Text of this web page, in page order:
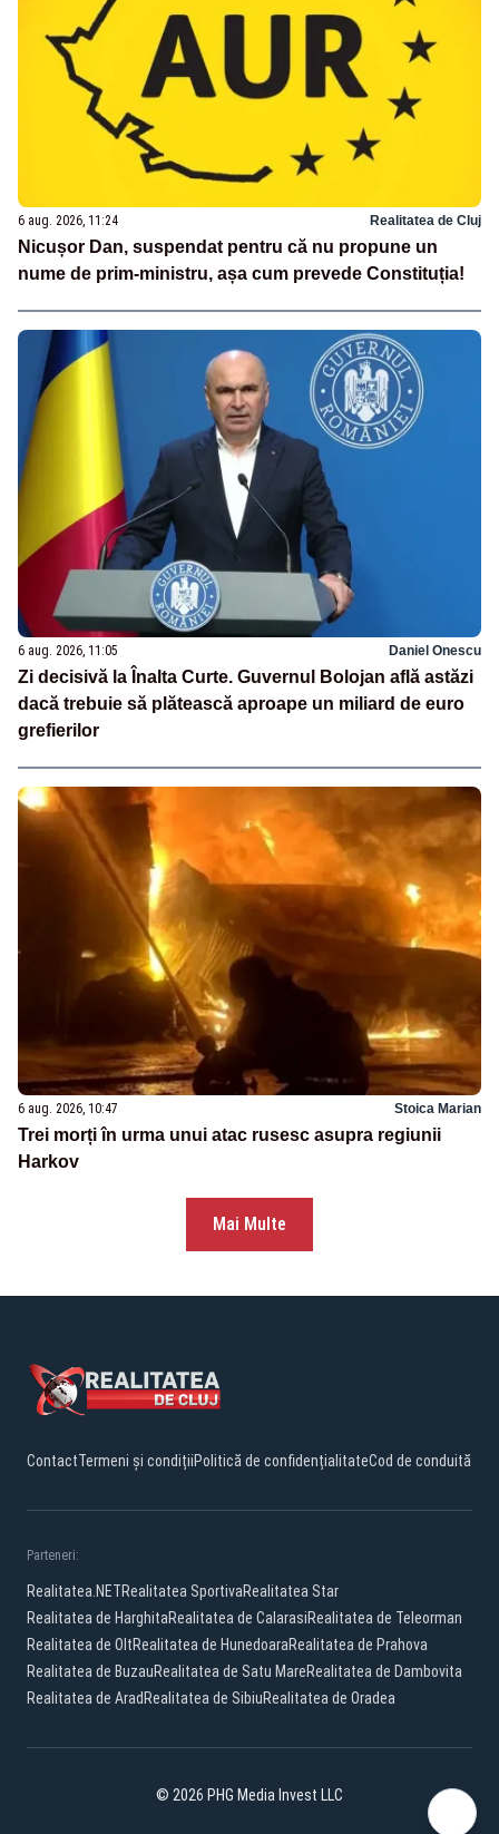
6 aug. 2026, 11:24 Realitatea de Cluj
Nicușor Dan, suspendat pentru că nu propune un
nume de prim-ministru, așa cum prevede Constituția!
6 aug. 2026, 11:05 Daniel Onescu
Zi decisivă la Înalta Curte. Guvernul Bolojan află astăzi
dacă trebuie să plătească aproape un miliard de euro
grefierilor
6 aug. 2026, 10:47 Stoica Marian
Trei morți în urma unui atac rusesc asupra regiunii
Harkov
Mai Multe
ContactTermeni și condițiiPolitică de confidențialitateCod de conduită
Parteneri:
Realitatea.NETRealitatea SportivaRealitatea Star
Realitatea de HarghitaRealitatea de CalarasiRealitatea de Teleorman
Realitatea de OltRealitatea de HunedoaraRealitatea de Prahova
Realitatea de BuzauRealitatea de Satu MareRealitatea de Dambovita
Realitatea de Arad Realitatea de SibiuRealitatea de Oradea
© 2026 PHG Media Invest LLC